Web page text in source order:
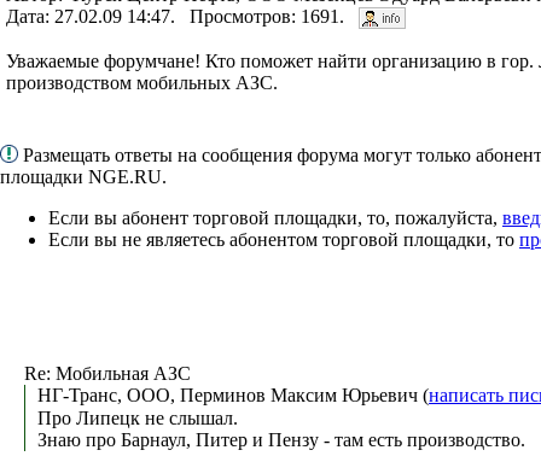
Дата: 27.02.09 14:47. Просмотров: 1691.
Уважаемые форумчане! Кто поможет найти организацию в гор.
производством мобильных АЗС.
Размещать ответы на сообщения форума могут только
площадки NGE.RU.
Если вы абонент торговой площадки, то, пожалуйста,
Если вы не являетесь абонентом торговой площадки, то
Re: Мобильная АЗС
НГ-Транс, ООО, Перминов Максим Юрьевич (написать
Про Липецк не слышал.
Знаю про Барнаул, Питер и Пензу - там есть производство.